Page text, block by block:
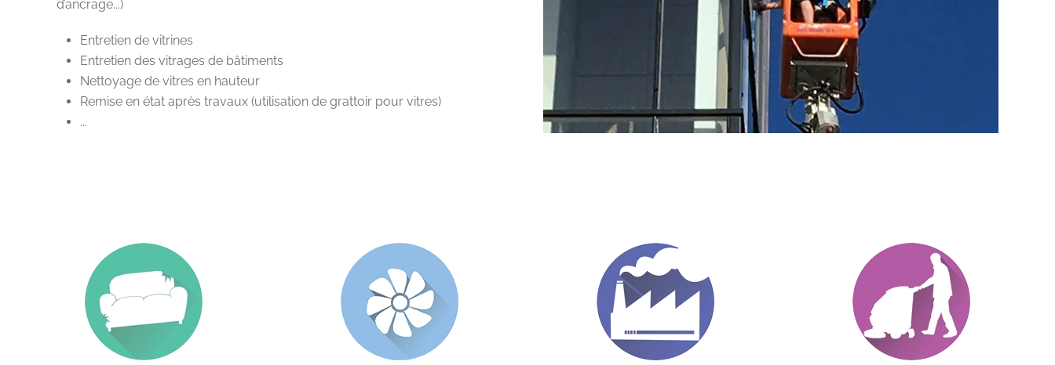
d’ancrage...)
Entretien de vitrines
Entretien des vitrages de bâtiments
Nettoyage de vitres en hauteur
Remise en état après travaux (utilisation de grattoir pour vitres)
...